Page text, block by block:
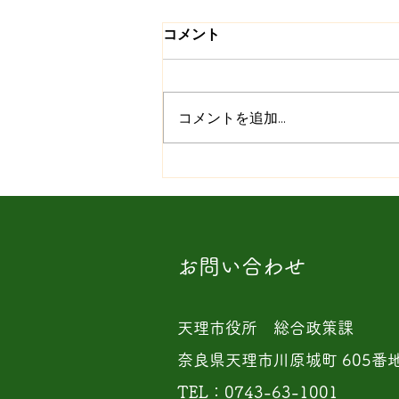
2026/ 3/14
コメント
コメントを追加…
お問い合わせ
天理市役所 総合政策課
奈良県天理市川原城町 605番
TEL：0743-63-1001